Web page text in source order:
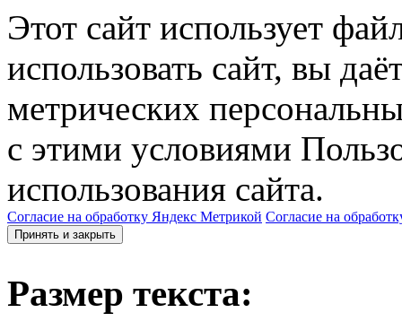
Этот сайт использует
использовать сайт, вы
метрических
с этими условиями
использования сайта.
Согласие на обработку Яндекс Метрикой Согласие на
Принять и закрыть
Размер текста: